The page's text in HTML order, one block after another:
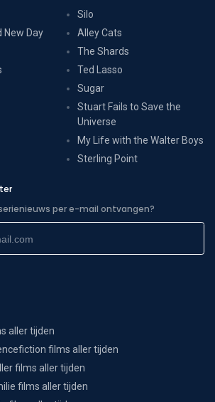
New Day
Silo
Alley Cats
The Shards
Ted Lasso
Sugar
Stuart Fails to Save the
Universe
My Life with the Walter Boys
Sterling Point
per e-mail ontvangen?
aller tijden
films aller tijden
films aller tijden
films aller tijden